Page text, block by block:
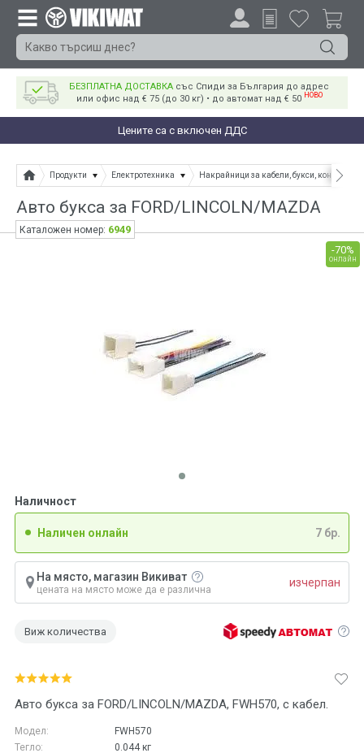
БЕЗПЛАТНА ДОСТАВКА със Спиди за България до адрес
или офис над € 75 (до 30 кг) • до автомат над € 50 НОВО
Цените са с включен ДДС
Продукти Електротехника Накрайници за кабели, букси, конектори
Авто букса за FORD/LINCOLN/MAZDA
Авто букса за FORD/LINCOLN/MAZDA, FWH570, с кабел.
Модел:
FWH570
Тегло:
0.044кг
Наличност
Наличен онлайн 7 бр.
На място, магазин Викиват
цената на място може да е различна
изчерпан
Виж количества
-70%
онлайн
Каталожен номер: 6949